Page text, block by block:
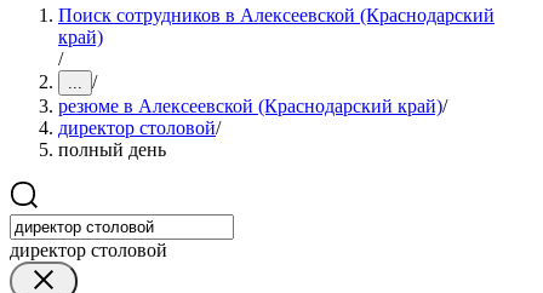
Поиск сотрудников в Алексеевской (Краснодарский
край)
/
... /
резюме в Алексеевской (Краснодарский край)/
директор столовой/
полный день
директор столовой